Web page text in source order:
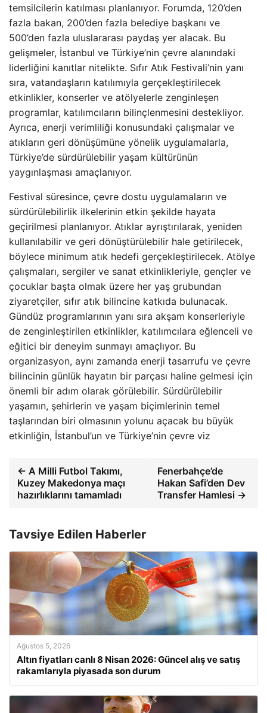
temsilcilerin katılması planlanıyor. Forumda, 120’den
fazla bakan, 200’den fazla belediye başkanı ve
500’den fazla uluslararası paydaş yer alacak. Bu
gelişmeler, İstanbul ve Türkiye’nin çevre alanındaki
liderliğini kanıtlar nitelikte. Sıfır Atık Festivali’nin yanı
sıra, vatandaşların katılımıyla gerçekleştirilecek
etkinlikler, konserler ve atölyelerle zenginleşen
programlar, katılımcıların bilinçlenmesini destekliyor.
Ayrıca, enerji verimliliği konusundaki çalışmalar ve
atıkların geri dönüşümüne yönelik uygulamalarla,
Türkiye’de sürdürülebilir yaşam kültürünün
yaygınlaşması amaçlanıyor.
Festival süresince, çevre dostu uygulamaların ve
sürdürülebilirlik ilkelerinin etkin şekilde hayata
geçirilmesi planlanıyor. Atıklar ayrıştırılarak, yeniden
kullanılabilir ve geri dönüştürülebilir hale getirilecek,
böylece minimum atık hedefi gerçekleştirilecek. Atölye
çalışmaları, sergiler ve sanat etkinlikleriyle, gençler ve
çocuklar başta olmak üzere her yaş grubundan
ziyaretçiler, sıfır atık bilincine katkıda bulunacak.
Gündüz programlarının yanı sıra akşam konserleriyle
de zenginleştirilen etkinlikler, katılımcılara eğlenceli ve
eğitici bir deneyim sunmayı amaçlıyor. Bu
organizasyon, aynı zamanda enerji tasarrufu ve çevre
bilincinin günlük hayatın bir parçası haline gelmesi için
önemli bir adım olarak görülebilir. Sürdürülebilir
yaşamın, şehirlerin ve yaşam biçimlerinin temel
taşlarından biri olmasının yolunu açacak bu büyük
etkinliğin, İstanbul’un ve Türkiye’nin çevre viz
← A Milli Futbol Takımı,
Kuzey Makedonya maçı
hazırlıklarını tamamladı
Fenerbahçe’de
Hakan Safi’den Dev
Transfer Hamlesi →
Tavsiye Edilen Haberler
Ağustos 5, 2026
Altın fiyatları canlı 8 Nisan 2026: Güncel alış ve satış
rakamlarıyla piyasada son durum